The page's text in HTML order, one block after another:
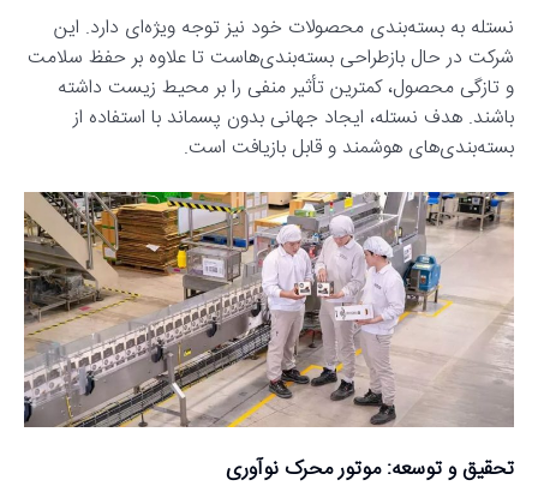
نستله به بسته‌بندی محصولات خود نیز توجه ویژه‌ای دارد. این
شرکت در حال بازطراحی بسته‌بندی‌هاست تا علاوه بر حفظ سلامت
و تازگی محصول، کمترین تأثیر منفی را بر محیط زیست داشته
باشند. هدف نستله، ایجاد جهانی بدون پسماند با استفاده از
بسته‌بندی‌های هوشمند و قابل بازیافت است.
تحقیق و توسعه: موتور محرک نوآوری